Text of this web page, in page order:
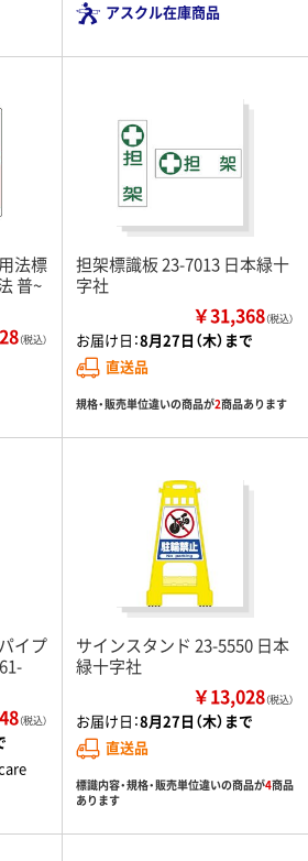
アスクル在庫商品
法標
普~
（税込）
担架標識板 23-7013 日本緑十
字社
￥31,368（税込）
お届け日：8月27日（木）まで
直送品
規格・販売単位違いの商品が2商品あります
イプ
（税込）
サインスタンド 23-5550 日本
緑十字社
￥13,028（税込）
お届け日：8月27日（木）まで
直送品
標識内容・規格・販売単位違いの商品が4商品
あります